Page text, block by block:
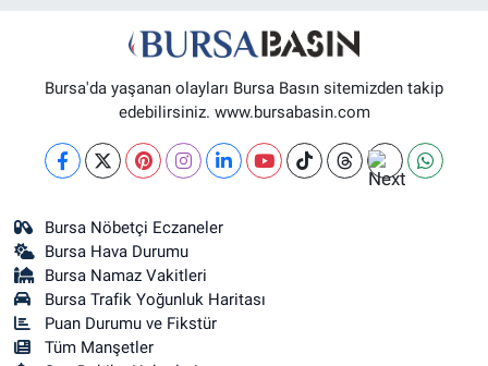
Bursa'da yaşanan olayları Bursa Basın sitemizden takip
edebilirsiniz. www.bursabasin.com
Bursa Nöbetçi Eczaneler
Bursa Hava Durumu
Bursa Namaz Vakitleri
Bursa Trafik Yoğunluk Haritası
Puan Durumu ve Fikstür
Tüm Manşetler